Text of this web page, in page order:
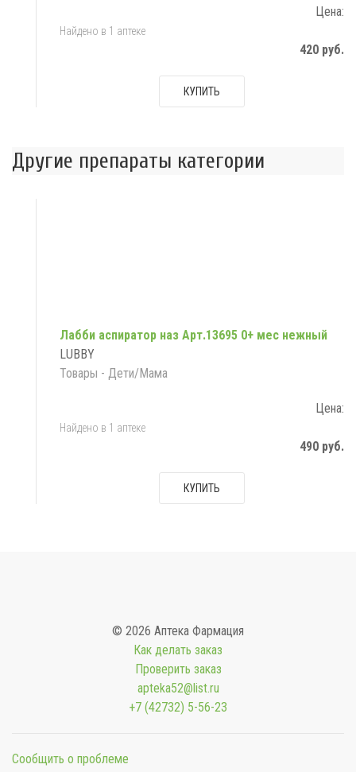
Цена:
Найдено в 1 аптеке
420 руб.
КУПИТЬ
Другие препараты категории
Лабби аспиратор наз Арт.13695 0+ мес нежный
LUBBY
Товары - Дети/Мама
Цена:
Найдено в 1 аптеке
490 руб.
КУПИТЬ
© 2026 Аптека Фармация
Как делать заказ
Проверить заказ
apteka52@list.ru
+7 (42732) 5-56-23
Сообщить о проблеме